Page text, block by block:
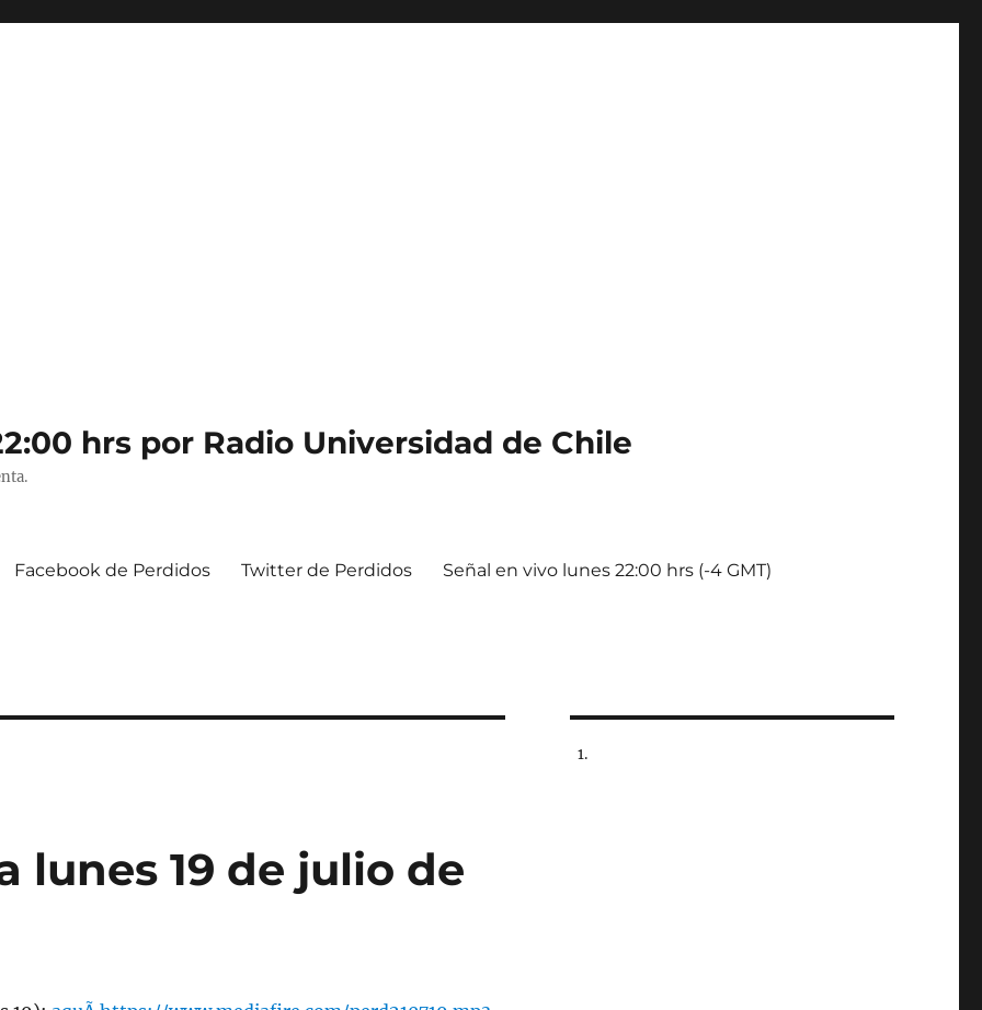
hrs por Radio Universidad de Chile
Facebook de Perdidos Twitter de Perdidos Señal en vivo lunes 22:00 hrs (-4 GMT)
lunes 19 de julio de